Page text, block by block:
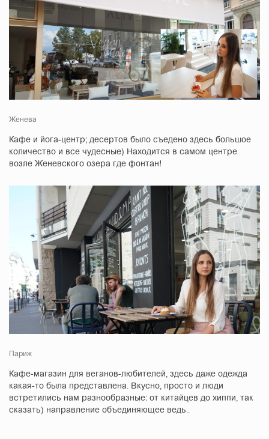
Женева
Кафе и йога-центр; десертов было съедено здесь большое
количество и все чудесные) Находится в самом центре
возле Женевского озера где фонтан!
Париж
Кафе-магазин для веганов-любителей, здесь даже одежда
какая-то была представлена. Вкусно, просто и люди
встретились нам разнообразные: от китайцев до хиппи, так
сказать) направление объединяющее ведь..